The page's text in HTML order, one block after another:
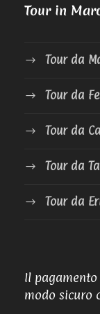
Tour in
Tour da
Tour da
Tour da
Tour da
Tour da
Il
modo sicuro